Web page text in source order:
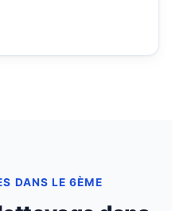
DANS LE 6ÈME